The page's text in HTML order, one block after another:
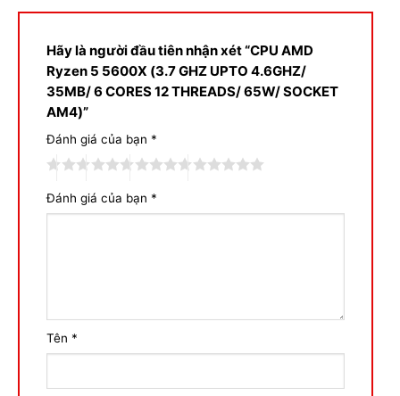
Hãy là người đầu tiên nhận xét “CPU AMD
Ryzen 5 5600X (3.7 GHZ UPTO 4.6GHZ/
35MB/ 6 CORES 12 THREADS/ 65W/ SOCKET
AM4)”
Đánh giá của bạn *
Đánh giá của bạn *
Tên *